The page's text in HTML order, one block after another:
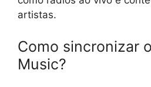
artistas.
Como sincronizar
Music?